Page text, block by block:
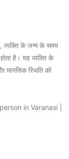
व्यक्ति के जन्म के समय
होता है। यह व्यक्ति के
मानसिक स्थिति को